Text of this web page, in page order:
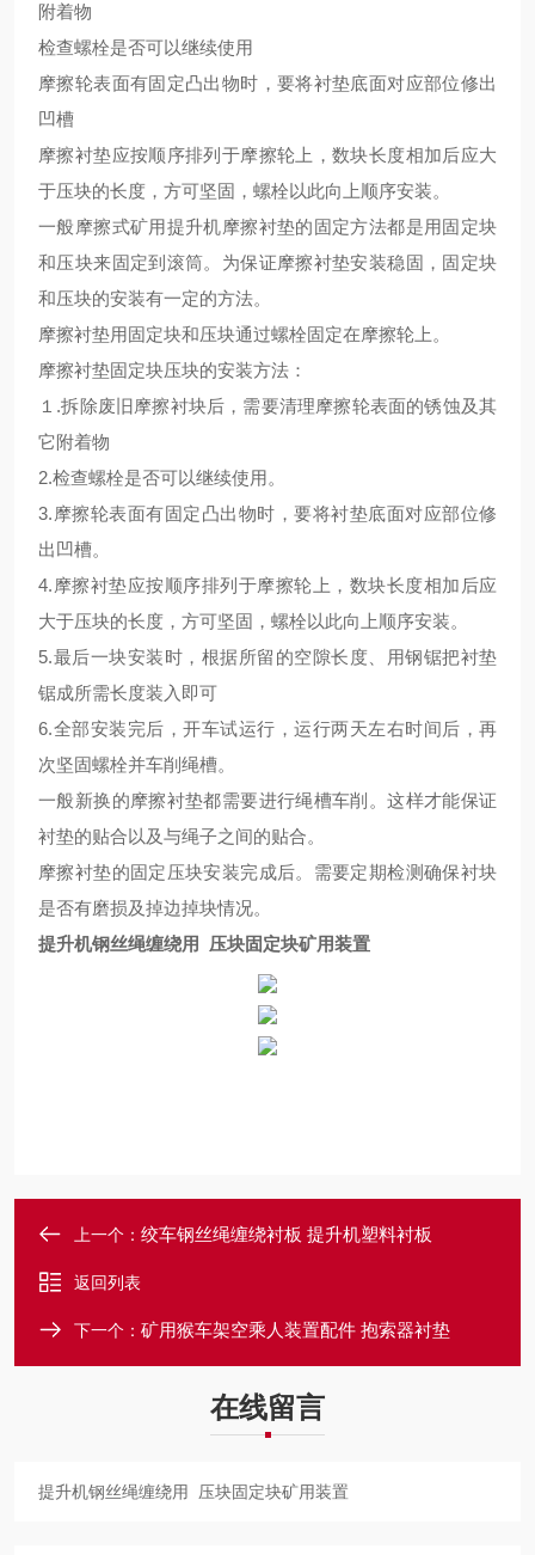
附着物
检查螺栓是否可以继续使用
摩擦轮表面有固定凸出物时，要将衬垫底面对应部位修出
凹槽
摩擦衬垫应按顺序排列于摩擦轮上，数块长度相加后应大
于压块的长度，方可坚固，螺栓以此向上顺序安装。
一般摩擦式矿用提升机摩擦衬垫的固定方法都是用固定块
和压块来固定到滚筒。 为保证摩擦衬垫安装稳固，固定块
和压块的安装有一定的方法。
摩擦衬垫用固定块和压块通过螺栓固定在摩擦轮上。
摩擦衬垫固定块压块的安装方法：
１ .拆除废旧摩擦衬块后，需要清理摩擦轮表面的锈蚀及其
它附着物
2.检查螺栓是否可以继续使用。
3.摩擦轮表面有固定凸出物时，要将衬垫底面对应部位修
出凹槽。
4.摩擦衬垫应按顺序排列于摩擦轮上，数块长度相加后应
大于压块的长度，方可坚固，螺栓以此向上顺序安装。
5.最后一块安装时，根据所留的空隙长度、用钢锯把衬垫
锯成所需长度装入即可
6.全部安装完后，开车试运行，运行两天左右时间后，再
次坚固螺栓并车削绳槽。
一般新换的摩擦衬垫都需要进行绳槽车削。这样才能保证
衬垫的贴合以及与绳子之间的贴合。
摩擦衬垫的固定压块安装完成后。需要定期检测确保衬块
是否有磨损及掉边掉块情况。
提升机钢丝绳缠绕用 压块固定块矿用装置
上一个： 绞车钢丝绳缠绕衬板 提升机塑料衬板
返回列表
下一个： 矿用猴车架空乘人装置配件 抱索器衬垫
在线留言